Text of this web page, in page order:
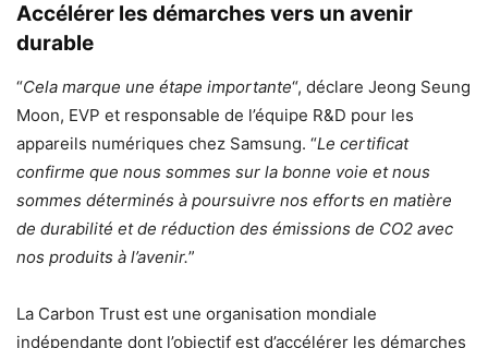
Accélérer les démarches vers un avenir
durable
“Cela marque une étape importante“, déclare Jeong Seung
Moon, EVP et responsable de l’équipe R&D pour les
appareils numériques chez Samsung. “Le certificat
confirme que nous sommes sur la bonne voie et nous
sommes déterminés à poursuivre nos efforts en matière
de durabilité et de réduction des émissions de CO2 avec
nos produits à l’avenir.”
La Carbon Trust est une organisation mondiale
indépendante dont l’objectif est d’accélérer les démarches